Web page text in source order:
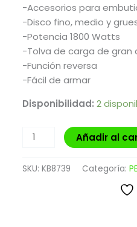
-Accesorios para
-Disco fino, medio y
-Potencia 1800 Watts
-Tolva de carga de gran
-Función reversa
-Fácil de armar
Disponibilidad: 2
Añadir al
SKU: KB8739 Categoría: